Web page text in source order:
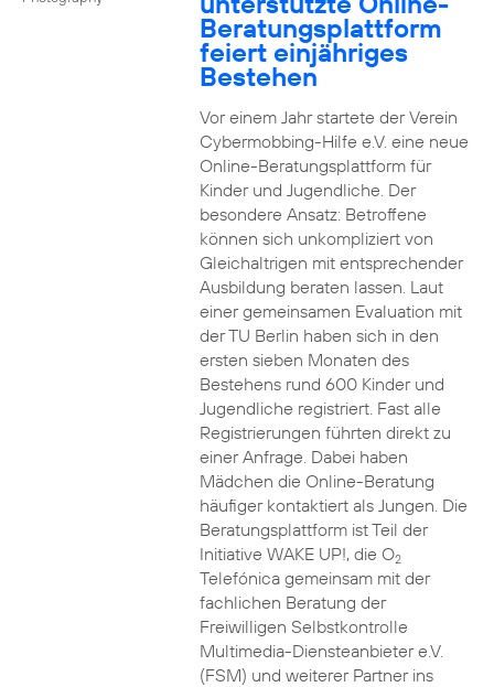
Beratungsplattform
feiert einjähriges
Bestehen
Vor einem Jahr startete der Verein
Cybermobbing-Hilfe e.V. eine neue
Online-Beratungsplattform für
Kinder und Jugendliche. Der
besondere Ansatz: Betroffene
können sich unkompliziert von
Gleichaltrigen mit entsprechender
Ausbildung beraten lassen. Laut
einer gemeinsamen Evaluation mit
der TU Berlin haben sich in den
ersten sieben Monaten des
Bestehens rund 600 Kinder und
Jugendliche registriert. Fast alle
Registrierungen führten direkt zu
einer Anfrage. Dabei haben
Mädchen die Online-Beratung
häufiger kontaktiert als Jungen. Die
Beratungsplattform ist Teil der
Initiative WAKE UP!, die O2
Telefónica gemeinsam mit der
fachlichen Beratung der
Freiwilligen Selbstkontrolle
Multimedia-Diensteanbieter e.V.
(FSM) und weiterer Partner ins